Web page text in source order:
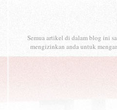
Semua artikel di dalam blog ini
mengizinkan anda untuk